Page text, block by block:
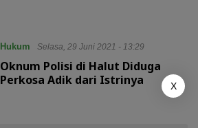
Hukum Selasa, 29 Juni 2021 - 13:29
Oknum Polisi di Halut Diduga
Perkosa Adik dari Istrinya
X